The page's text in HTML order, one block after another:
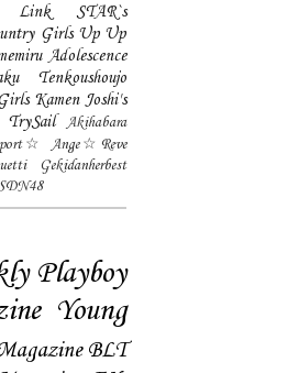
Link STAR`s
Girls Up Up
Adolescence
Tenkoushoujo
Kamen Joshi's
TrySail
Akihabara
Ange☆Reve
Gekidanherbest
Playboy
Young
BLT